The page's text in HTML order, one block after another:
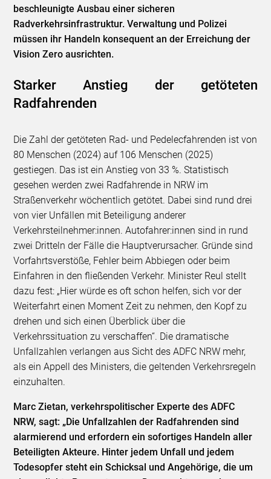
beschleunigte Ausbau einer sicheren
Radverkehrsinfrastruktur. Verwaltung und Polizei
müssen ihr Handeln konsequent an der Erreichung der
Vision Zero ausrichten.
Starker Anstieg der getöteten
Radfahrenden
Die Zahl der getöteten Rad- und Pedelecfahrenden ist von
80 Menschen (2024) auf 106 Menschen (2025)
gestiegen. Das ist ein Anstieg von 33 %. Statistisch
gesehen werden zwei Radfahrende in NRW im
Straßenverkehr wöchentlich getötet. Dabei sind rund drei
von vier Unfällen mit Beteiligung anderer
Verkehrsteilnehmer:innen. Autofahrer:innen sind in rund
zwei Dritteln der Fälle die Hauptverursacher. Gründe sind
Vorfahrtsverstöße, Fehler beim Abbiegen oder beim
Einfahren in den fließenden Verkehr. Minister Reul stellt
dazu fest: „Hier würde es oft schon helfen, sich vor der
Weiterfahrt einen Moment Zeit zu nehmen, den Kopf zu
drehen und sich einen Überblick über die
Verkehrssituation zu verschaffen“. Die dramatische
Unfallzahlen verlangen aus Sicht des ADFC NRW mehr,
als ein Appell des Ministers, die geltenden Verkehrsregeln
einzuhalten.
Marc Zietan, verkehrspolitischer Experte des ADFC
NRW, sagt: „Die Unfallzahlen der Radfahrenden sind
alarmierend und erfordern ein sofortiges Handeln aller
Beteiligten Akteure. Hinter jedem Unfall und jedem
Todesopfer steht ein Schicksal und Angehörige, die um